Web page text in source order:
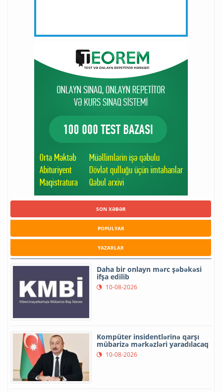
SON XƏBƏR
POPULYAR
YAZARLAR
Daha bir onlayn mərc şəbəkəsi
ifşa edilib
10-08-2026
Kompüter insidentlərinə qarşı
mübarizə mərkəzləri yaradılacaq
10-08-2026